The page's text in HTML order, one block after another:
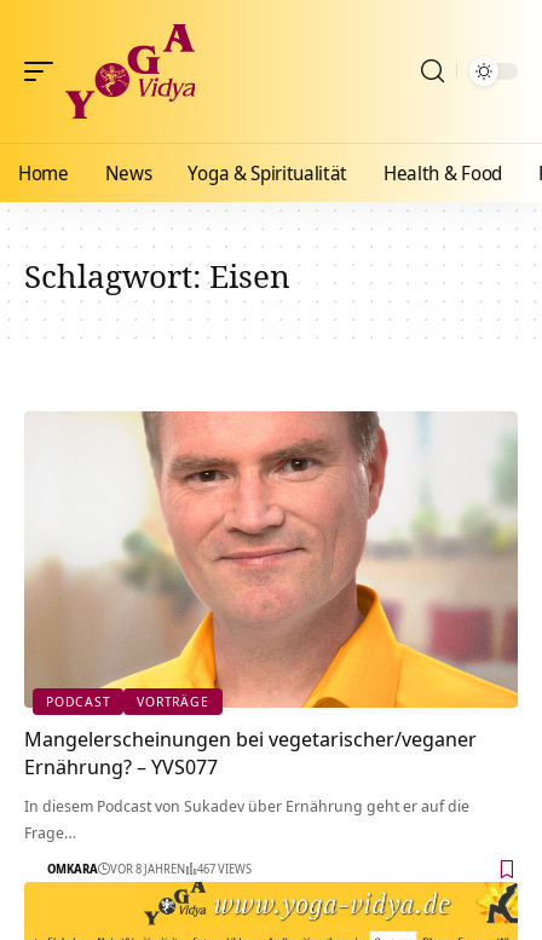
Home News Yoga & Spiritualität Health & Food
Schlagwort:Eisen
PODCAST VORTRÄGE
Mangelerscheinungen bei vegetarischer/veganer
Ernährung? – YVS077
In diesem Podcast von Sukadev über Ernährung geht er auf die
Frage…
OMKARA VOR 8 JAHREN 467 VIEWS